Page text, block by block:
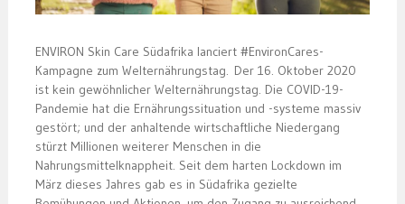
ENVIRON Skin Care Südafrika lanciert #EnvironCares-
Kampagne zum Welternährungstag. Der 16. Oktober 2020
ist kein gewöhnlicher Welternährungstag. Die COVID-19-
Pandemie hat die Ernährungssituation und -systeme massiv
gestört; und der anhaltende wirtschaftliche Niedergang
stürzt Millionen weiterer Menschen in die
Nahrungsmittelknappheit. Seit dem harten Lockdown im
März dieses Jahres gab es in Südafrika gezielte